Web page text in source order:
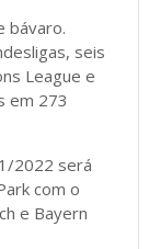
bávaro.
seis
League e
em 273
2022 será
com o
e Bayern